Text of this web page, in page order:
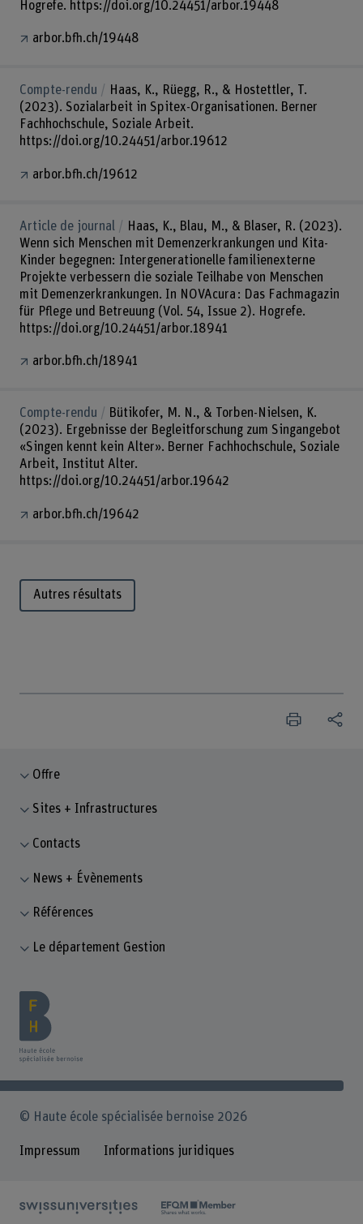
Hogrefe. https://doi.org/10.24451/arbor.19448
arbor.bfh.ch/19448
Compte-rendu
Haas, K., Rüegg, R., & Hostettler, T.
(2023). Sozialarbeit in Spitex-Organisationen. Berner
Fachhochschule, Soziale Arbeit.
https://doi.org/10.24451/arbor.19612
arbor.bfh.ch/19612
Article de journal
Haas, K., Blau, M., & Blaser, R. (2023).
Wenn sich Menschen mit Demenzerkrankungen und Kita-
Kinder begegnen: Intergenerationelle familienexterne
Projekte verbessern die soziale Teilhabe von Menschen
mit Demenzerkrankungen. In NOVAcura : Das Fachmagazin
für Pflege und Betreuung (Vol. 54, Issue 2). Hogrefe.
https://doi.org/10.24451/arbor.18941
arbor.bfh.ch/18941
Compte-rendu
Bütikofer, M. N., & Torben-Nielsen, K.
(2023). Ergebnisse der Begleitforschung zum Singangebot
«Singen kennt kein Alter». Berner Fachhochschule, Soziale
Arbeit, Institut Alter.
https://doi.org/10.24451/arbor.19642
arbor.bfh.ch/19642
Autres résultats
Offre
Sites + Infrastructures
Contacts
News + Évènements
Références
Le département Gestion
© Haute école spécialisée bernoise 2026
Impressum Informations juridiques